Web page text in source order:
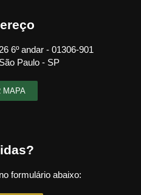
6º andar - 01306-901
Paulo - SP
MAPA
formulário abaixo: